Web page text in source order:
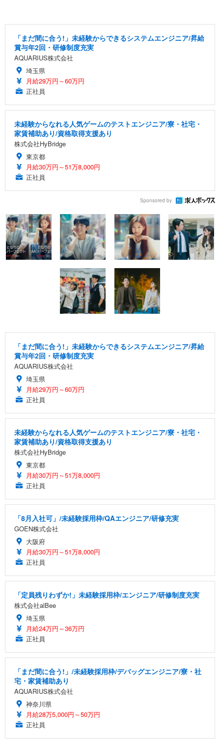
「まだ間に合う!」未経験からできるシステムエンジニア/昇給
賞与年2回・研修制度充実
AQUARIUS株式会社
埼玉県
月給29万円～60万円
正社員
未経験からなれる人気ゲームのテストエンジニア/寮・社宅・
家賃補助あり/資格取得支援あり
株式会社HyBridge
東京都
月給30万円～51万8,000円
正社員
Sponsored by
「まだ間に合う!」未経験からできるシステムエンジニア/昇給
賞与年2回・研修制度充実
AQUARIUS株式会社
埼玉県
月給29万円～60万円
正社員
未経験からなれる人気ゲームのテストエンジニア/寮・社宅・
家賃補助あり/資格取得支援あり
株式会社HyBridge
東京都
月給30万円～51万8,000円
正社員
「8月入社可」/未経験採用枠/QAエンジニア/研修充実
GOEN株式会社
大阪府
月給30万円～51万8,000円
正社員
「定員残りわずか!」未経験採用枠/エンジニア/研修制度充実
株式会社alBee
埼玉県
月給24万円～36万円
正社員
「まだ間に合う!」/未経験採用枠/デバッグエンジニア/寮・社
宅・家賃補助あり
AQUARIUS株式会社
神奈川県
月給28万5,000円～50万円
正社員